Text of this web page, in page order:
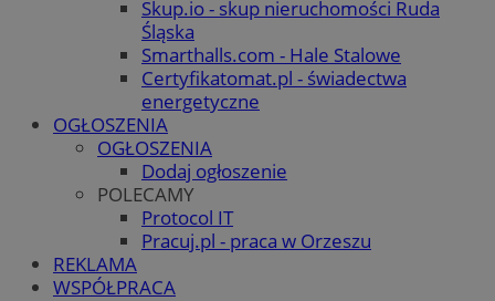
Skup.io - skup nieruchomości Ruda
Śląska
Smarthalls.com - Hale Stalowe
Certyfikatomat.pl - świadectwa
energetyczne
OGŁOSZENIA
OGŁOSZENIA
Dodaj ogłoszenie
POLECAMY
Protocol IT
Pracuj.pl - praca w Orzeszu
REKLAMA
WSPÓŁPRACA